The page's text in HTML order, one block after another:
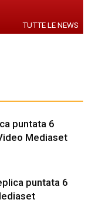
TUTTE LE NEWS
puntata 6
Mediaset
puntata 6